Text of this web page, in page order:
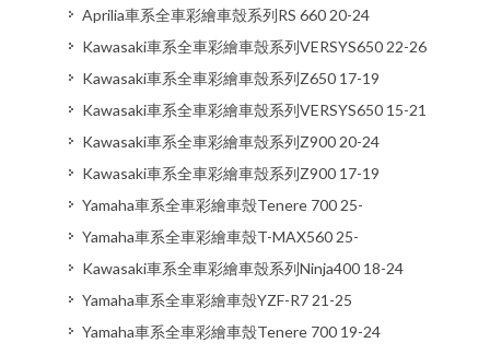
Aprilia車系全車彩繪車殼系列RS 660 20-24
Kawasaki車系全車彩繪車殼系列VERSYS650 22-26
Kawasaki車系全車彩繪車殼系列Z650 17-19
Kawasaki車系全車彩繪車殼系列VERSYS650 15-21
Kawasaki車系全車彩繪車殼系列Z900 20-24
Kawasaki車系全車彩繪車殼系列Z900 17-19
Yamaha車系全車彩繪車殼Tenere 700 25-
Yamaha車系全車彩繪車殼T-MAX560 25-
Kawasaki車系全車彩繪車殼系列Ninja400 18-24
Yamaha車系全車彩繪車殼YZF-R7 21-25
Yamaha車系全車彩繪車殼Tenere 700 19-24